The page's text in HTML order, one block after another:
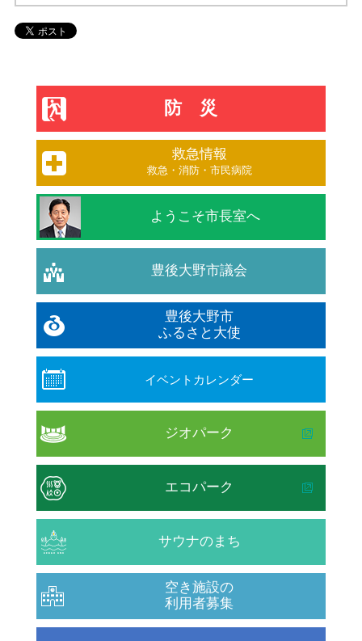
防災
救急情報
救急・消防・市民病院
ようこそ市長室へ
豊後大野市議会
豊後大野市
ふるさと大使
イベントカレンダー
ジオパーク
エコパーク
サウナのまち
空き施設の
利用者募集